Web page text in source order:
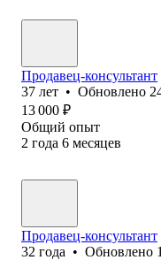
Продавец-консультант
37 лет • Обновлено
13 000 ₽
Общий опыт
2 года 6 месяцев
Продавец-консультант
32 года • Обновлено